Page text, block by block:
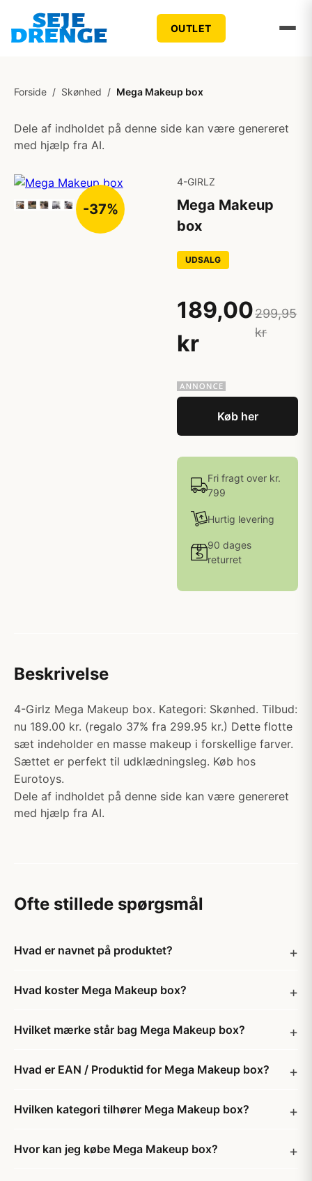
OUTLET
Forside / Skønhed / Mega Makeup box
Dele af indholdet på denne side kan være genereret
med hjælp fra AI.
-37%
4-GIRLZ
Mega Makeup
box
UDSALG
189,00
kr
299,95
kr
Køb her
Fri fragt over kr.
799
Hurtig levering
90 dages
returret
Beskrivelse
4-Girlz Mega Makeup box. Kategori: Skønhed. Tilbud:
nu 189.00 kr. (regalo 37% fra 299.95 kr.) Dette flotte
sæt indeholder en masse makeup i forskellige farver.
Sættet er perfekt til udklædningsleg. Køb hos
Eurotoys.
Dele af indholdet på denne side kan være genereret
med hjælp fra AI.
Ofte stillede spørgsmål
Hvad er navnet på produktet?
Hvad koster Mega Makeup box?
Hvilket mærke står bag Mega Makeup box?
Hvad er EAN / Produktid for Mega Makeup box?
Hvilken kategori tilhører Mega Makeup box?
Hvor kan jeg købe Mega Makeup box?